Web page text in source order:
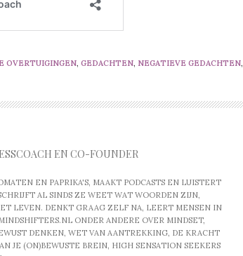
OVERTUIGINGEN, GEDACHTEN, NEGATIEVE GEDACHTEN,
EN CO-FOUNDER
EN PAPRIKA'S, MAAKT PODCASTS EN LUISTERT
AL SINDS ZE WEET WAT WOORDEN ZIJN,
LEVEN. DENKT GRAAG ZELF NA, LEERT MENSEN IN
ONDER ANDERE OVER MINDSET,
DENKEN, WET VAN AANTREKKING, DE KRACHT
JE (ON)BEWUSTE BREIN, HIGH SENSATION SEEKERS